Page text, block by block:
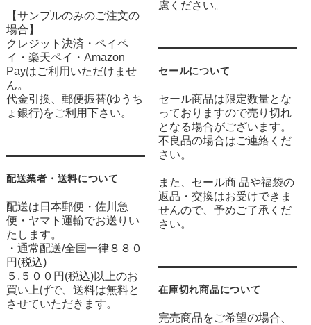
【サンプルのみのご注文の
場合】
クレジット決済・ペイペ
イ・楽天ペイ・Amazon
Payはご利用いただけませ
ん。
代金引換、郵便振替(ゆうち
ょ銀行)をご利用下さい。
配送業者・送料について
配送は日本郵便・佐川急
便・ヤマト運輸でお送りい
たします。
・通常配送/全国一律８８０
円(税込)
５,５００円(税込)以上のお
買い上げで、送料は無料と
させていただきます。
慮ください。
セールについて
セール商品は限定数量とな
っておりますので売り切れ
となる場合がございます。
不良品の場合はご連絡くだ
さい。
また、セール商 品や福袋の
返品・交換はお受けできま
せんので、予めご了承くだ
さい。
在庫切れ商品について
完売商品をご希望の場合、